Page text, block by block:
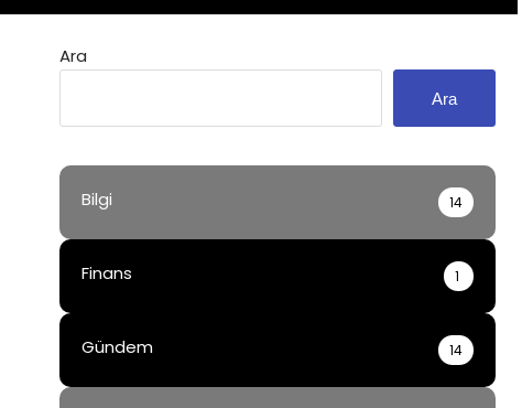
Ara
Ara
Bilgi 14
Finans 1
Gündem 14